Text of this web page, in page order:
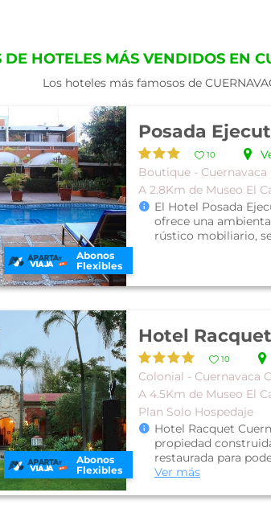
DE HOTELES MÁS VENDIDOS EN
Los hoteles más famosos de
Abonos
Flexibles
Posada
10
Boutique - Cuernavaca
A 2.8Km de Museo El
El Hotel Posada
ofrece una
rústico mobiliario,
Abonos
Flexibles
Hotel
10
Colonial - Cuernavaca
A 4.5Km de Museo El
Plan Solo Hospedaje
Hotel Racquet
propiedad
restaurada para
Ver más